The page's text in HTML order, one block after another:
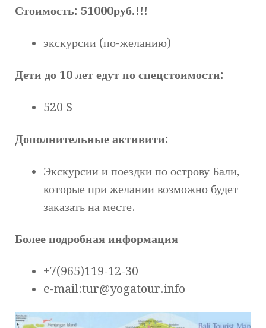
Стоимость: 51000руб.!!!
экскурсии (по-желанию)
Дети до 10 лет едут по спецстоимости:
520 $
Дополнительные активити:
Экскурсии и поездки по острову Бали,
которые при желании возможно будет
заказать на месте.
Более подробная информация
+7(965)119-12-30
e-mail:tur@yogatour.info